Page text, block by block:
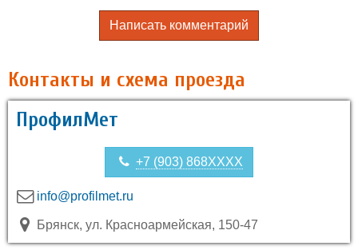
Написать комментарий
Контакты и схема проезда
ПрофилМет
+7 (903) 868XXXX
info@profilmet.ru
Брянск, ул. Красноармейская, 150-47